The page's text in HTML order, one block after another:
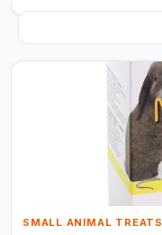
SMALL ANIMAL TREATS